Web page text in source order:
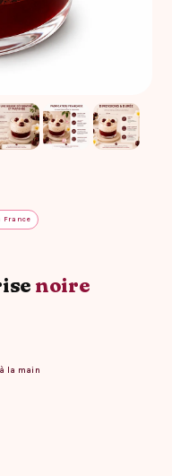
noire
à la main